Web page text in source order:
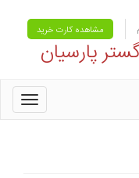
مشاهده کارت خرید
پارسیان